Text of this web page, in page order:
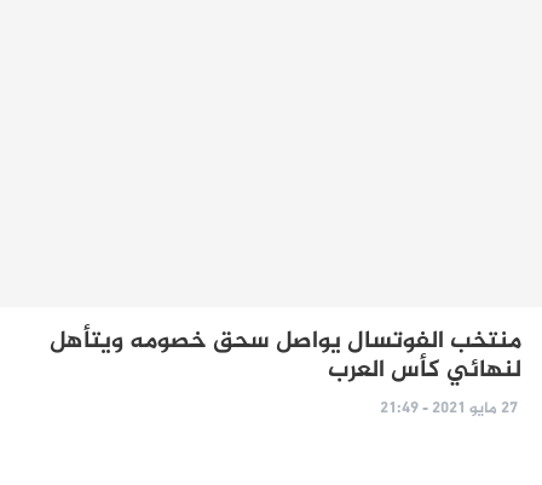
منتخب الفوتسال يواصل سحق خصومه ويتأهل
لنهائي كأس العرب
27 مايو 2021 - 21:49